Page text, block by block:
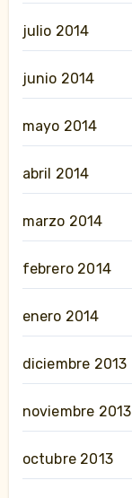
julio 2014
junio 2014
mayo 2014
abril 2014
marzo 2014
febrero 2014
enero 2014
diciembre 2013
noviembre 2013
octubre 2013